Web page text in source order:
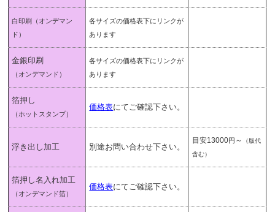
白印刷
（オンデマン
ド）
各サイズの価格表下にリンクが
あります
金銀印刷
（オンデマンド）
各サイズの価格表下にリンクが
あります
箔押し
（ホットスタンプ）
価格表にてご確認下さい。
浮き出し加工 別途お問い合わせ下さい。
目安13000円 ～
（版代
含む）
箔押し名入れ加工
（オンデマンド箔）
価格表にてご確認下さい。